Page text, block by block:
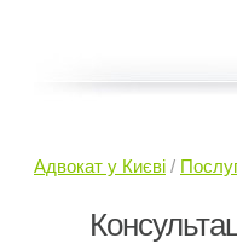
Адвокат у Києві /